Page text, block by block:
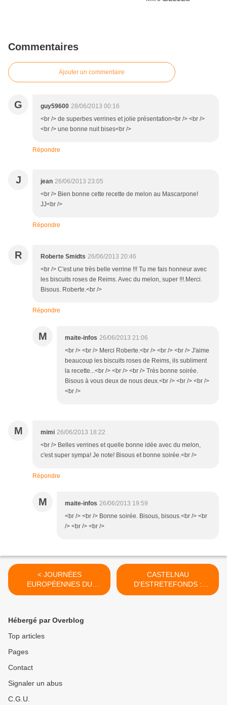
Commentaires
Ajouter un commentaire
G guy59600 28/06/2013 00:16
<br /> de superbes verrines et jolie présentation<br /> <br />
<br /> une bonne nuit bises<br />
Répondre
J jean 26/06/2013 23:05
<br /> Bien bonne cette recette de melon au Mascarpone!
JJ<br />
Répondre
R Roberte Smidts 26/06/2013 20:46
<br /> C'est une très belle verrine !!! Tu me fais honneur avec
les biscuits roses de Reims. Avec du melon, super !!!.Merci.
Bisous. Roberte.<br />
Répondre
M maite-infos 26/06/2013 21:06
<br /> <br /> Merci Roberte.<br /> <br /> <br /> J'aime
beaucoup les biscuits roses de Reims, ils subliment
la recette...<br /> <br /> <br /> Très bonne soirée.
Bisous à vous deux de nous deux.<br /> <br /> <br />
<br />
M mimi 26/06/2013 18:22
<br /> Belles verrines et quelle bonne idée avec du melon,
c'est super sympa! Je note! Bisous et bonne soirée.<br />
Répondre
M maite-infos 26/06/2013 19:59
<br /> <br /> Bonne soirée. Bisous, bisous.<br /> <br
/> <br /> <br />
< JOURNÉES
EUROPÉENNES DU
PATRIMOINE 2013
CASTELNAU
D'ESTRETEFONDS :
REPAS DANSANT >
Hébergé par Overblog
Top articles
Pages
Contact
Signaler un abus
C.G.U.